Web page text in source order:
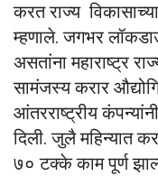
करत राज्य
म्हणाले. जगभर
असतांना महाराष्ट्र
सामंजस्य करार
आंतरराष्ट्रीय
दिली. जुलै महिन्यात
७० टक्के काम पूर्ण